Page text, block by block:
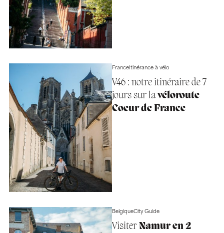
FranceItinérance à vélo
V46 : notre itinéraire de 7
jours sur lavéloroute
Coeur de France
BelgiqueCity Guide
VisiterNamur en 2